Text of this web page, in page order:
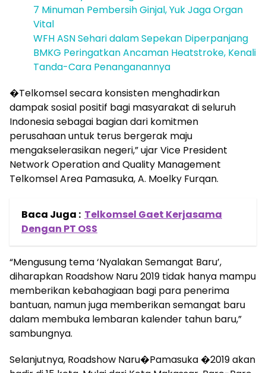
7 Minuman Pembersih Ginjal, Yuk Jaga Organ
Vital
WFH ASN Sehari dalam Sepekan Diperpanjang
BMKG Peringatkan Ancaman Heatstroke, Kenali
Tanda-Cara Penanganannya
�Telkomsel secara konsisten menghadirkan
dampak sosial positif bagi masyarakat di seluruh
Indonesia sebagai bagian dari komitmen
perusahaan untuk terus bergerak maju
mengakselerasikan negeri,” ujar Vice President
Network Operation and Quality Management
Telkomsel Area Pamasuka, A. Moelky Furqan.
Baca Juga : Telkomsel Gaet Kerjasama
Dengan PT OSS
“Mengusung tema ‘Nyalakan Semangat Baru’,
diharapkan Roadshow Naru 2019 tidak hanya mampu
memberikan kebahagiaan bagi para penerima
bantuan, namun juga memberikan semangat baru
dalam membuka lembaran kalender tahun baru,”
sambungnya.
Selanjutnya, Roadshow Naru�Pamasuka �2019 akan